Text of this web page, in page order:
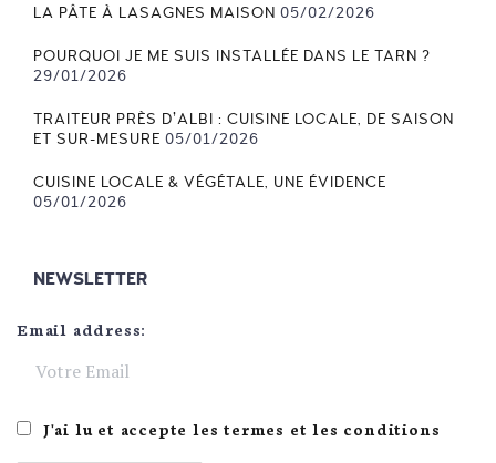
LA PÂTE À LASAGNES MAISON 05/02/2026
POURQUOI JE ME SUIS INSTALLÉE DANS LE TARN ?
29/01/2026
TRAITEUR PRÈS D’ALBI : CUISINE LOCALE, DE SAISON
ET SUR-MESURE 05/01/2026
CUISINE LOCALE & VÉGÉTALE, UNE ÉVIDENCE
05/01/2026
NEWSLETTER
Email address:
J'ai lu et accepte les termes et les conditions